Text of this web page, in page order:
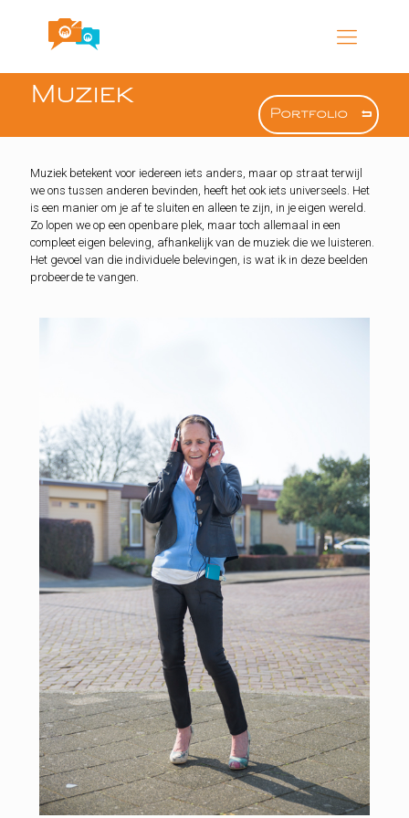
Muziek
Portfolio
Muziek betekent voor iedereen iets anders, maar op straat terwijl
we ons tussen anderen bevinden, heeft het ook iets universeels. Het
is een manier om je af te sluiten en alleen te zijn, in je eigen wereld.
Zo lopen we op een openbare plek, maar toch allemaal in een
compleet eigen beleving, afhankelijk van de muziek die we luisteren.
Het gevoel van die individuele belevingen, is wat ik in deze beelden
probeerde te vangen.